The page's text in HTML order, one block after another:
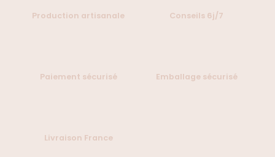
Production artisanale Conseils 6j/7
Paiement sécurisé Emballage sécurisé
Livraison France